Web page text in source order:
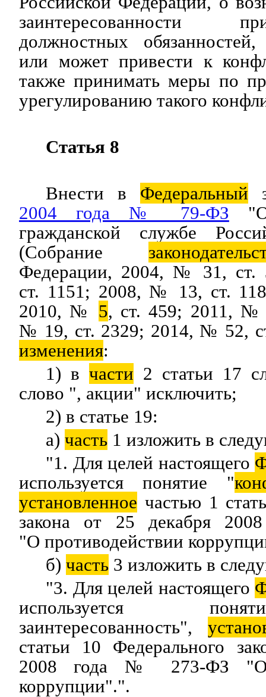
заинтересованности
должностных
или может привести к
также принимать меры по
урегулированию такого
Статья 8
Внести в Федеральный
2004 года № 79-ФЗ
гражданской службе
(Собрание
Федерации, 2004, № 31,
ст. 1151; 2008, № 13, ст.
2010, № 5, ст. 459; 2011, №
№ 19, ст. 2329; 2014, № 52,
изменения:
1) в части 2 статьи 17
слово ", акции" исключить;
2) в статье 19:
а) часть 1 изложить в
"1. Для целей настоящего
используется понятие "
установленное частью 1
закона от 25 декабря
"О противодействии
б) часть 3 изложить в
"3. Для целей настоящего
используется
заинтересованность",
статьи 10 Федерального
2008 года № 273-ФЗ "О
коррупции".".